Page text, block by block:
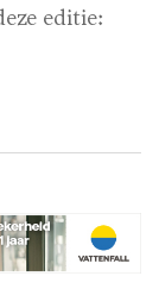
editie: